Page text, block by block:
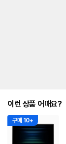
이런 상품 어때요?
구매 10+